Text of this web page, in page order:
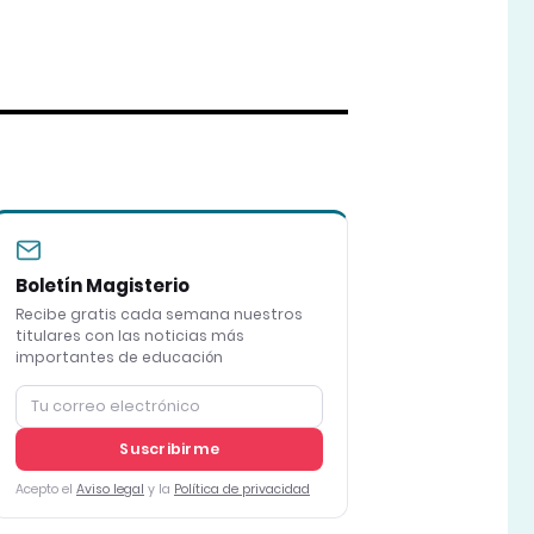
Boletín Magisterio
Recibe gratis cada semana nuestros
titulares con las noticias más
importantes de educación
Suscribirme
Acepto el Aviso legal y la Política de privacidad